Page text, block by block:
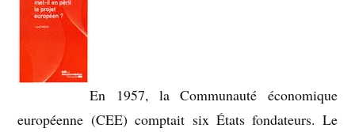
En 1957, la Communauté économique
européenne (CEE) comptait six États fondateurs. Le